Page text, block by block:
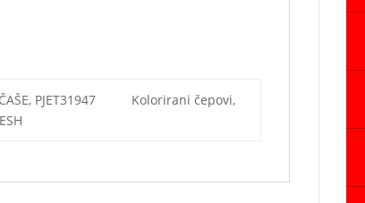
PJET31947 Kolorirani čepovi,